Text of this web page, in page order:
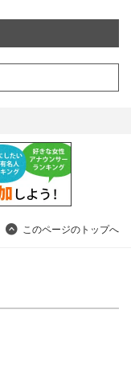
このページのトップへ